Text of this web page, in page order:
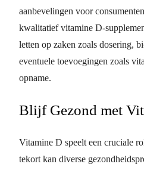
aanbevelingen voor
kwalitatief vitamine D-
letten op zaken zoals dosering,
eventuele toevoegingen zoals
opname.
Blijf Gezond met
Vitamine D speelt een cruciale
tekort kan diverse